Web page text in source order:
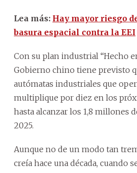
Lea más: Hay mayor riesgo
basura espacial contra la EEI
Con su plan industrial “Hecho
Gobierno chino tiene previsto
autómatas industriales que
multiplique por diez en los
hasta alcanzar los 1,8 millones
2025.
Aunque no de un modo tan
creía hace una década, cuando